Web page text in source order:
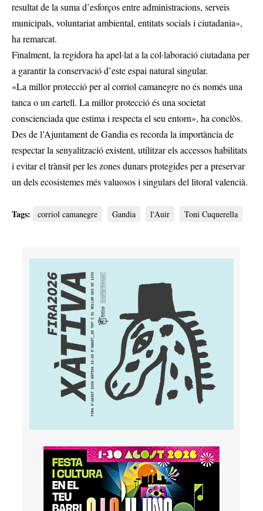
resultat de la suma d’esforços entre administracions, serveis
municipals, voluntariat ambiental, entitats socials i ciutadania»,
ha remarcat.
Finalment, la regidora ha apel·lat a la col·laboració ciutadana per
a garantir la conservació d’este espai natural singular.
«La millor protecció per al corriol camanegre no és només una
tanca o un cartell. La millor protecció és una societat
conscienciada que estima i respecta el seu entorn», ha conclòs.
Des de l’Ajuntament de Gandia es recorda la importància de
respectar la senyalització existent, utilitzar els accessos habilitats
i evitar el trànsit per les zones dunars protegides per a preservar
un dels ecosistemes més valuosos i singulars del litoral valencià.
Tags: corriol camanegre Gandia l'Auir Toni Cuquerella